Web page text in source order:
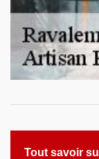
Tout savoir